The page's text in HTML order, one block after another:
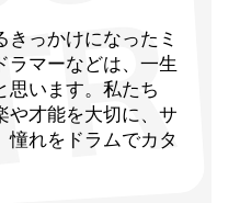
きっかけになったミ
ラマーなどは、一生
思います。私たち
や才能を大切に、サ
憧れをドラムでカタ